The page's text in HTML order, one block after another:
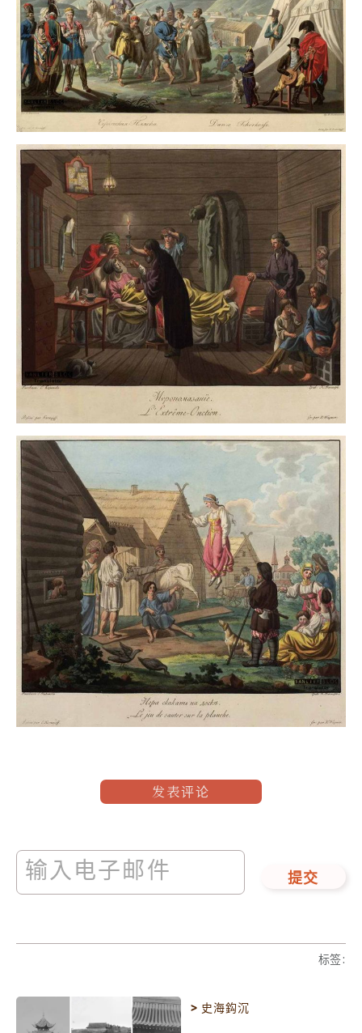
发表评论
提交
标签:
> 史海鈎沉